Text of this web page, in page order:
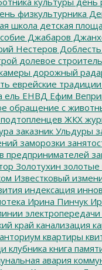
физкультурника
школа детская
Джабаров
Нестеров
долевое
дорожный
еврейские традиции
ель ЕНВД Ефим
обращение с
ЖКХ
заказник Ульдуры
заморозки
предпринимателей
Золотухин
Известковый
индексация
Ирина Пинчук
электропередачи
край канализация
квартиры
клубника книга
авария